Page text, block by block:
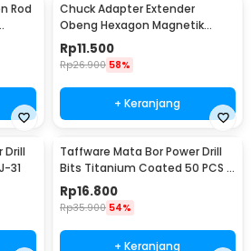
Rod
Chuck Adapter Extender
Obeng Hexagon Magnetik
Shank 1/4 Inch
Rp11.500
Rp26.900 58%
+ Keranjang
Drill
31
Taffware Mata Bor Power Drill
Bits Titanium Coated 50 PCS -
DW1361
Rp16.800
Rp35.900 54%
+ Keranjang